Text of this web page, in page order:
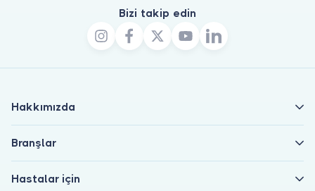
Bizi takip edin
Hakkımızda
Branşlar
Hastalar için